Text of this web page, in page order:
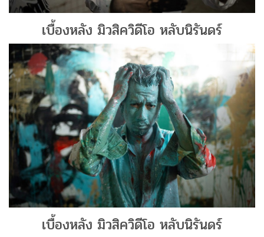
เบื้องหลัง มิวสิควิดีโอ หลับนิรันดร์
เบื้องหลัง มิวสิควิดีโอ หลับนิรันดร์